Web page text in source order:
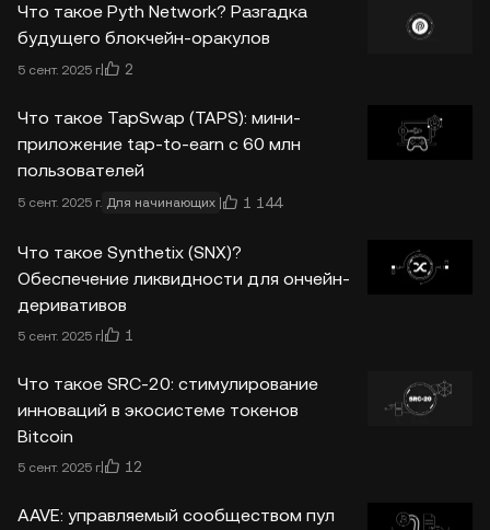
Что такое Pyth Network? Разгадка
будущего блокчейн-оракулов
5 сент. 2025 г. 2
Что такое TapSwap (TAPS): мини-
приложение tap-to-earn с 60 млн
пользователей
5 сент. 2025 г. Для начинающих 1 144
Что такое Synthetix (SNX)?
Обеспечение ликвидности для ончейн-
деривативов
5 сент. 2025 г. 1
Что такое SRC-20: стимулирование
инноваций в экосистеме токенов
Bitcoin
5 сент. 2025 г. 12
AAVE: управляемый сообществом пул